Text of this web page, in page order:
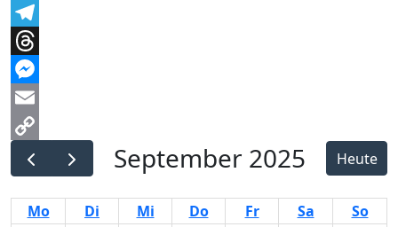
Facebook
Telegram
Threads
Messenger
Email
Copy
Link
September 2025 Heute
Mo Di Mi Do Fr Sa
So